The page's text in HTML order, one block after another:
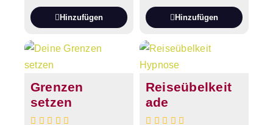
Hinzufügen Hinzufügen
Grenzen
setzen
Reiseübelkeit
ade